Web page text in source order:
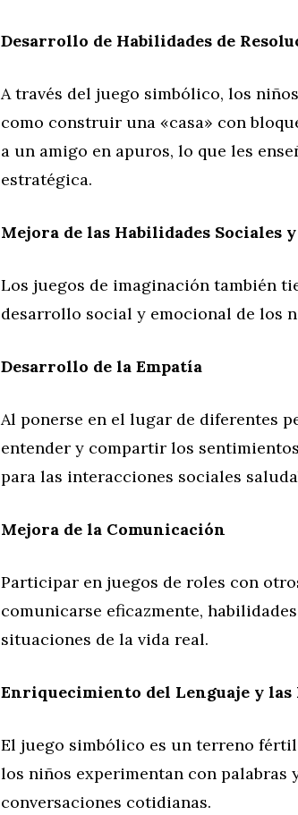
Desarrollo de Habilidades de
A través del juego simbólico, los
como construir una «casa» con
a un amigo en apuros, lo que les
estratégica.
Mejora de las Habilidades Sociales
Los juegos de imaginación también
desarrollo social y emocional de los
Desarrollo de la Empatía
Al ponerse en el lugar de diferentes
entender y compartir los
para las interacciones sociales
Mejora de la Comunicación
Participar en juegos de roles con
comunicarse eficazmente,
situaciones de la vida real.
Enriquecimiento del Lenguaje y las
El juego simbólico es un terreno
los niños experimentan con palabras
conversaciones cotidianas.